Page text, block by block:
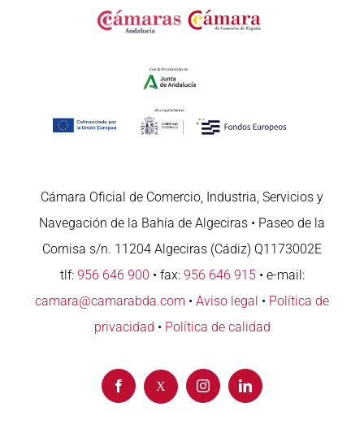
Cámara Oficial de Comercio, Industria, Servicios y
Navegación de la Bahía de Algeciras • Paseo de la
Cornisa s/n. 11204 Algeciras (Cádiz) Q1173002E
tlf: 956 646 900 • fax: 956 646 915• e-mail:
camara@camarabda.com • Aviso legal • Política de
privacidad • Política de calidad
Facebook
X InstagramLinkedIn